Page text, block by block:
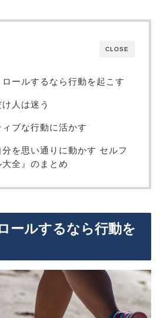
CLOSE
ールするなら行動を起こす
人は迷う
ブな行動に活かす
分を思い通りに動かす セルフ
全』のまとめ
ールするなら行動を